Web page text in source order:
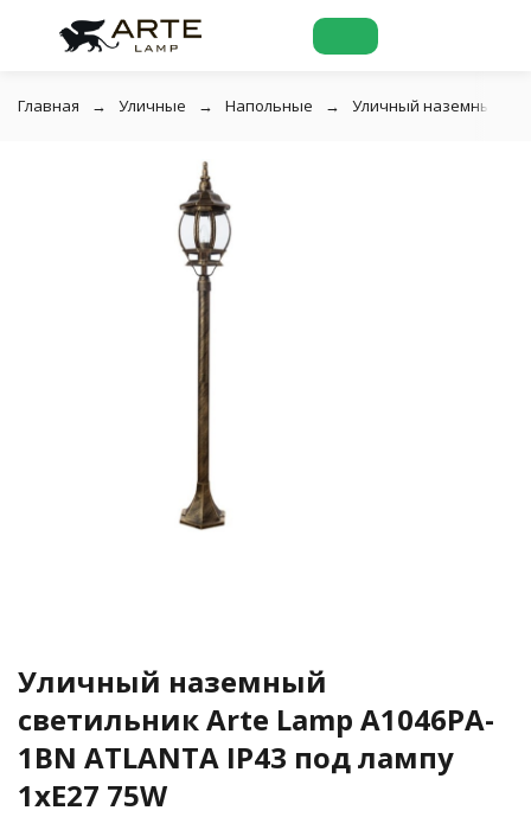
Главная Уличные Напольные Уличный наземный
Уличный наземный
светильник Arte Lamp A1046PA-
1BN ATLANTA IP43 под лампу
1xE27 75W